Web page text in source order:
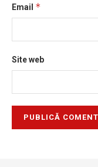
Email *
Site web